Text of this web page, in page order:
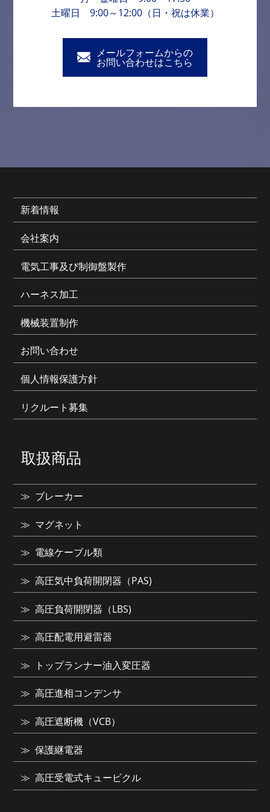
土曜日 9:00～12:00（日・祝は休業）
メールフォームからの
お問い合わせはこちら
新着情報
会社案内
電気工事及び制御盤製作
ハーネス加工
機械装置制作
お問い合わせ
個人情報保護方針
リクルート募集
取扱商品
ブレーカー
マグネット
電線ケーブル類
高圧気中負荷開閉器（PAS)
高圧負荷開閉器（LBS)
高圧配電用避雷器
トップランナー油入変圧器
高圧進相コンデンサ
高圧遮断機（VCB）
保護継電器
高圧受電式キュービクル